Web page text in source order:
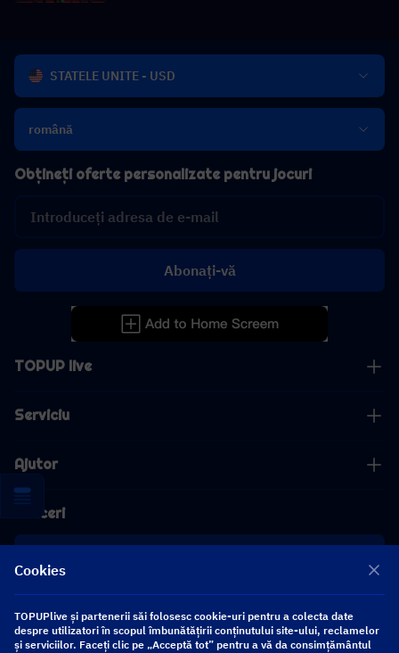
STATELE UNITE - USD
română
TOPUP live
Serviciu
Ajutor
Afaceri
[email protected]
[email protected]
Obțineți oferte personalizate pentru jocuri
Abonați-vă
Cookies
TOPUPlive și partenerii săi folosesc cookie-uri pentru a colecta date
despre utilizatori în scopul îmbunătățirii conținutului site-ului, reclamelor
și serviciilor. Faceți clic pe „Acceptă tot” pentru a vă da consimțământul